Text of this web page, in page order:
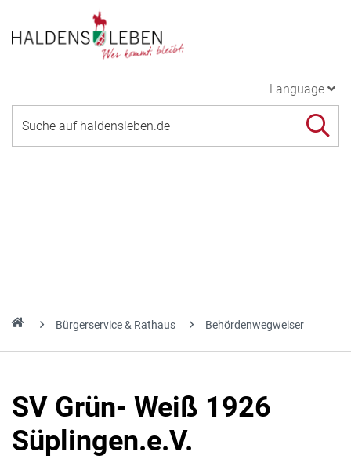
Language
Bürgerservice & Rathaus Behördenwegweiser
SV Grün- Weiß 1926
Süplingen.e.V.